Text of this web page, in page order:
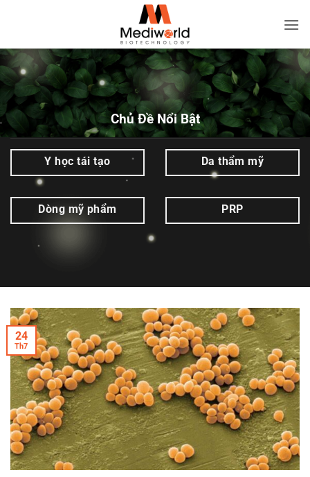
dungkhuẩn
gây
mụn
|
Mediworld
Chủ Đề Nổi Bật
Y học tái tạo Da thẩm mỹ
Dòng mỹ phẩm PRP
24
Th7